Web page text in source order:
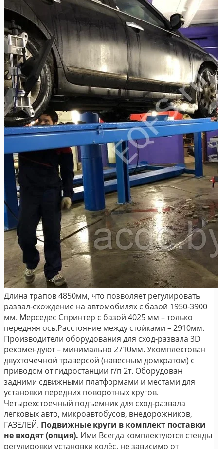
Длина трапов 4850мм, что позволяет регулировать
развал-схождение на автомобилях с базой 1950-3900
мм. Мерседес Спринтер с базой 4025 мм – только
передняя ось.Расстояние между стойками – 2910мм.
Производители оборудования для сход-развала 3D
рекомендуют – минимально 2710мм. Укомплектован
двухточечной траверсой (навесным домкратом) с
приводом от гидростанции г/п 2т. Оборудован
задними сдвижными платформами и местами для
установки передних поворотных кругов.
Четырехстоечный подъемник для сход-развала
легковых авто, микроавтобусов, внедорожников,
ГАЗЕЛЕЙ. Подвижные круги в комплект поставки
не входят (опция). Ими Всегда комплектуются стенды
регулировки установки колёс, не зависимо от